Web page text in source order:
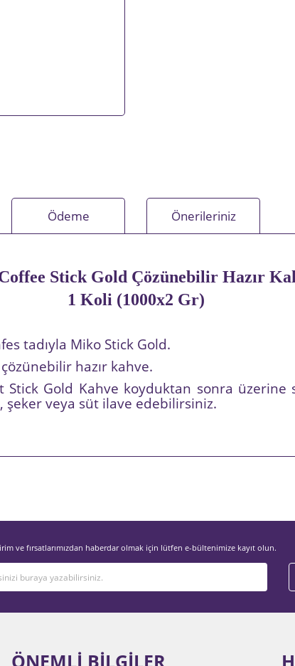
Ödeme Önerileriniz
Stick Gold Çözünebilir Hazır
1 Koli (1000x2 Gr)
tadıyla Miko Stick Gold.
hazır kahve.
Stick Gold Kahve koyduktan sonra üzerine
şeker veya süt ilave edebilirsiniz.
ve fırsatlarımızdan haberdar olmak için lütfen e-bültenimize kayıt olun.
ÖNEMLİ BİLGİLER